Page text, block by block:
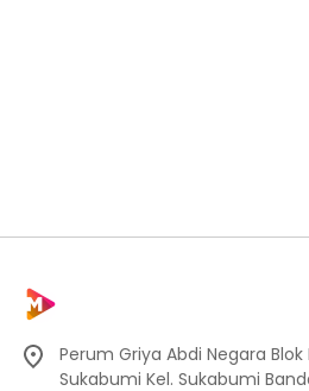
Perum Griya Abdi Negara Blok
Sukabumi Kel. Sukabumi